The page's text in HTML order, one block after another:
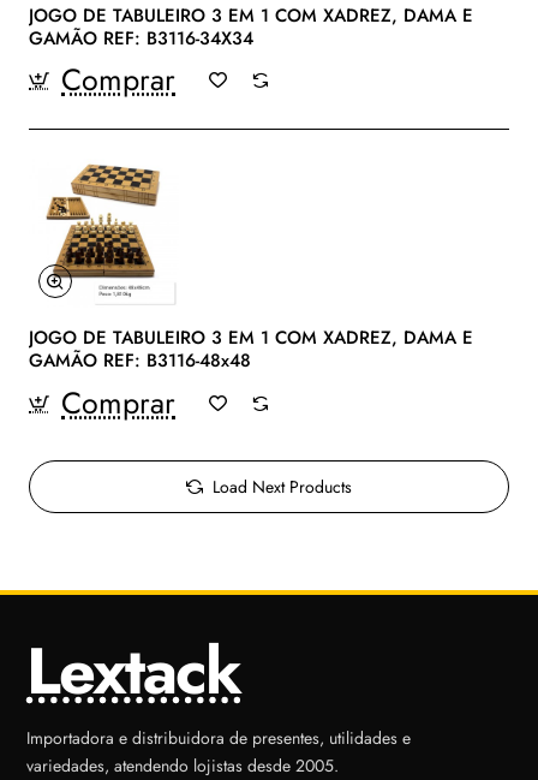
JOGO DE TABULEIRO 3 EM 1 COM XADREZ, DAMA E
GAMÃO REF: B3116-34X34
Comprar
JOGO DE TABULEIRO 3 EM 1 COM XADREZ, DAMA E
GAMÃO REF: B3116-48x48
Comprar
Load Next Products
Lextack
Importadora e distribuidora de presentes, utilidades e
variedades, atendendo lojistas desde 2005.